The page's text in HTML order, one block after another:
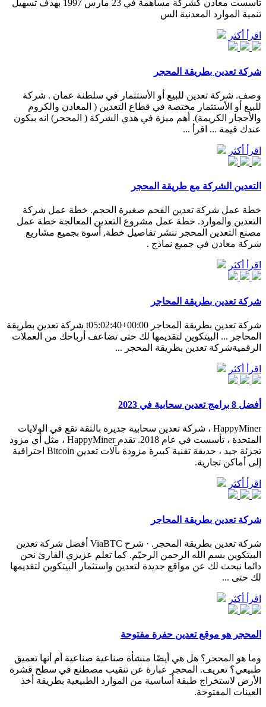
تأسست معادن كشركة مساهمة في 23 مارس 1997 بهدف تسهيل
تنمية الموارد المعدنية الس
اقرأ أكثر
شركة تعدين بطريقة المحجر
وصف. شركة تعدين للبيع أو الأستثمار في سلطنة عمان . شركة
للبيع أو الأستثمار مختصة في قطاع التعدين ( المعادن والكروم
والأحجار الكريمة). أهم ميزة في هذي الشركة ( المحجر) انه بيكون
عندك قيمة ... اقرأ ...
اقرأ أكثر
التعدين الشركة مع طريقة المحجر
خطة عمل شركة تعدين الفحم صغيرة الحجم. خطة عمل شركة
التعدين والموارد. خطة عمل مشروع التعدين المعالجة خطة عمل
مصنع التعدين المحجر ننشر تفاصيل خطة, أسوة بجميع مشاريع
شركة معادن في جميع نماذج .
اقرأ أكثر
شركة تعدين بطريقة المحاجر
شركة تعدين بطريقة المحاجر t05:02:40+00:00 شركة تعدين بطريقة
المحاجر ... البيتكوين لتقديمها لك حتى تضاعف أرباحك من العملات
الرقميةشركة تعدين بطريقة المحجر ...
اقرأ أكثر
أفضل 8 برامج تعدين سحابية في 2023
HappyMiner ، شركة تعدين سحابية جديرة بالثقة تقع في الولايات
المتحدة ، تأسست في عام 2018. تقدم HappyMiner ، مثل أي مزود
تجزئة جيد ، حديقة تقنية كبيرة مزودة بآلات تعدين Bitcoin احترافية
إلى أماكن تجارية.
اقرأ أكثر
شركة تعدين بطريقة المحاجر
شركة تعدين بطريقة المحجر. · شرح ViaBTC أفضل شركة تعدين
البيتكوين بسم الله الرحمن الرحيّم. كما تعلم عزيزي القارئ نحن
دائما نبحث لك عن مواقع جديدة لتعدين واستثمار البيتكوين لتقديمها
لك حتى ...
اقرأ أكثر
المحجر هو موقع تعدين حفرة مفتوحة
وما هو المحجر؟ هل هي أيضًا منشأة صناعية صناعية أم أنها تعميق
طبيعي؟ تعريف. المحجر عبارة عن تنقيب مصطنع في سطح قشرة
الأرض لاستخراج طبقة أساسية من الموارد الطبيعية بطريقة أخذ
العينات المفتوحة.